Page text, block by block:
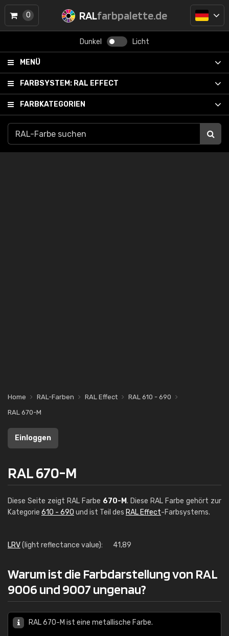
RALfarbpalette.de
Dunkel Licht
MENÜ
FARBSYSTEM: RAL EFFECT
FARBKATEGORIEN
0
Home RAL-Farben RAL Effect
RAL 610 - 690
RAL 670-M
Einloggen
RAL 670-M
Diese Seite zeigt RAL Farbe 670-M. Diese RAL Farbe gehört zur
Kategorie 610 - 690 und ist Teil des RAL Effect-Farbsystems.
LRV(light reflectance value): 41,89
Warum ist die Farbdarstellung von RAL
9006 und 9007 ungenau?
RAL 670-M ist eine metallische Farbe.